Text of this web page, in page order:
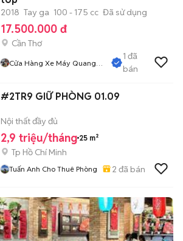
2018 Tay ga 100 - 175 cc Đã sử dụng
17.500.000 đ
Cần Thơ
Cửa Hàng Xe Máy Quang
1 đã
bán
#2TR9 GIỮ PHÒNG 01.09
Nội thất đầy đủ
2,9 triệu/tháng 25 m²
Tp Hồ Chí Minh
Tuấn Anh Cho Thuê Phòng 2 đã bán